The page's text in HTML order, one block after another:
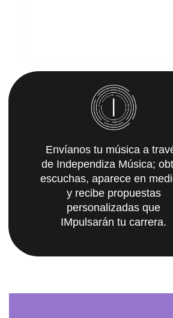
Envíanos tu música a
de Independiza Música;
escuchas, aparece en
y recibe propuestas
personalizadas que
IMpulsarán tu carrera.